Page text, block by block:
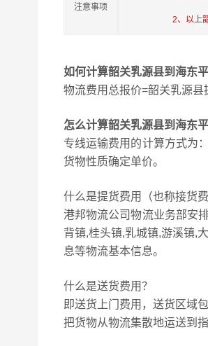
注意事项
2、以上
如何计算韶关乳源县到海东
物流费用总报价=韶关乳源县
怎么计算韶关乳源县到海东
专线运输费用的计算方式为
货物性质确定单价。
什么是提货费用（也称接货
港邦物流公司物流业务部安
背镇,桂头镇,乳城镇,游溪镇,
息等物流基本信息。
什么是送货费用？
即送货上门费用，送货区域
把货物从物流集散地运送到